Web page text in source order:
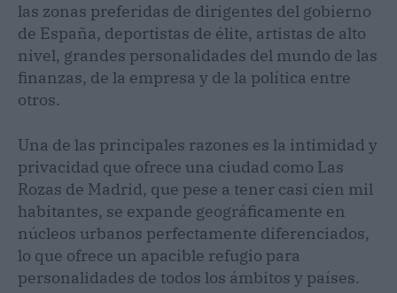
las zonas preferidas de dirigentes del gobierno
de España, deportistas de élite, artistas de alto
nivel, grandes personalidades del mundo de las
finanzas, de la empresa y de la política entre
otros.
Una de las principales razones es la intimidad y
privacidad que ofrece una ciudad como Las
Rozas de Madrid, que pese a tener casi cien mil
habitantes, se expande geográficamente en
núcleos urbanos perfectamente diferenciados,
lo que ofrece un apacible refugio para
personalidades de todos los ámbitos y países.